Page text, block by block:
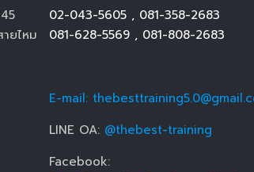
ยไหม
02-043-5605 , 081-358-2683
081-628-5569 , 081-808-2683
E-mail:
LINE OA: @thebest-training
Facebook: